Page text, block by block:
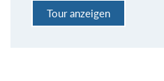
Tour anzeigen